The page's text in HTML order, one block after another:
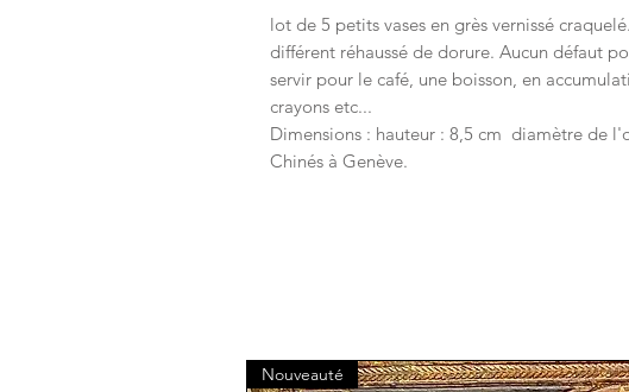
lot de 5 petits vases en grès vernissé
différent réhaussé de dorure. Aucun défaut
servir pour le café, une boisson, en
crayons etc...
Dimensions : hauteur : 8,5 cm diamètre de
Chinés à Genève.
Nouveauté